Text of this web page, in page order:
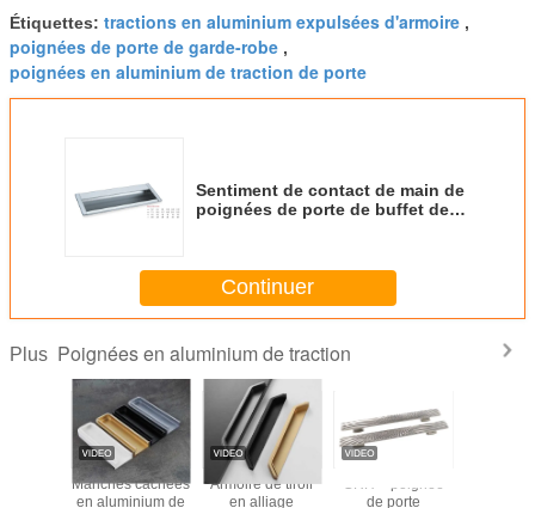
Étiquettes: tractions en aluminium expulsées d'armoire ,
poignées de porte de garde-robe ,
poignées en aluminium de traction de porte
Sentiment de contact de main de
poignées de porte de buffet de
Continuer
Plus Poignées en aluminium de traction
Manches cachées
en aluminium de
Armoire de tiroir
en alliage
GRH – poignée
de porte